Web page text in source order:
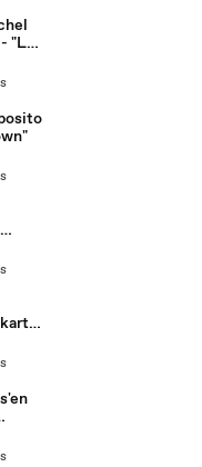
"La
Mc
ce
-